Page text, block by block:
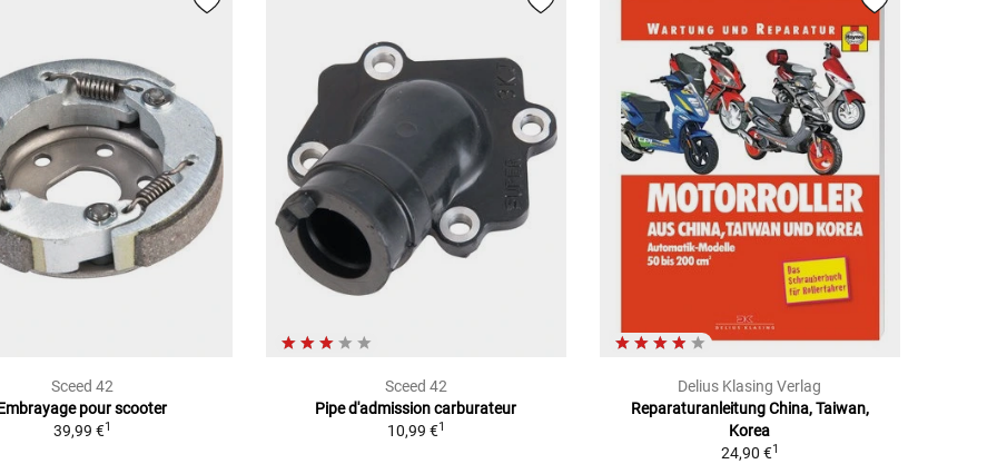
Sceed 42
pour scooter
39,99 €1
Sceed 42
Pipe d'admission carburateur
10,99 €1
Delius Klasing Verlag
Reparaturanleitung China, Taiwan,
Korea
24,90 €1